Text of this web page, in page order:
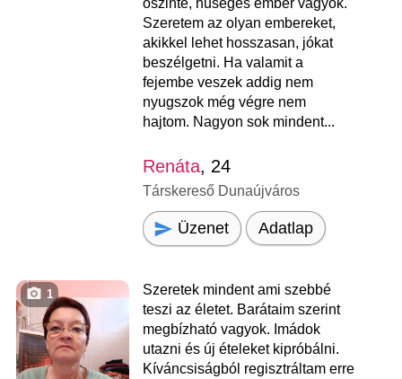
Szeretem az olyan embereket,
akikkel lehet hosszasan, jókat
beszélgetni. Ha valamit a
fejembe veszek addig nem
nyugszok még végre nem
hajtom. Nagyon sok mindent...
Renáta, 24
Társkereső Dunaújváros
Üzenet Adatlap
1
Szeretek mindent ami szebbé
teszi az életet. Barátaim szerint
megbízható vagyok. Imádok
utazni és új ételeket kipróbálni.
Kíváncsiságból regisztráltam erre